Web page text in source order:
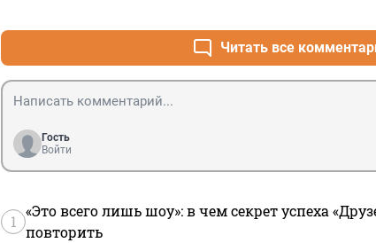
Читать все
Гость
Войти
1
«Это всего лишь шоу»: в чем секрет успеха
повторить